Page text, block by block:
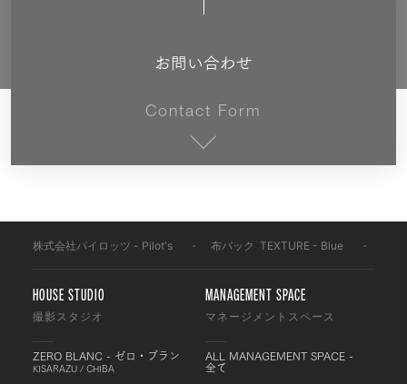
お問い合わせ
Contact Form
株式会社パイロッツ - Pilot's 布バック TEXTURE - Blue
HOUSE STUDIO
撮影スタジオ
ZERO BLANC - ゼロ・ブラン
KISARAZU / CHIBA
MANAGEMENT SPACE
マネージメントスペース
ALL MANAGEMENT SPACE -
全て